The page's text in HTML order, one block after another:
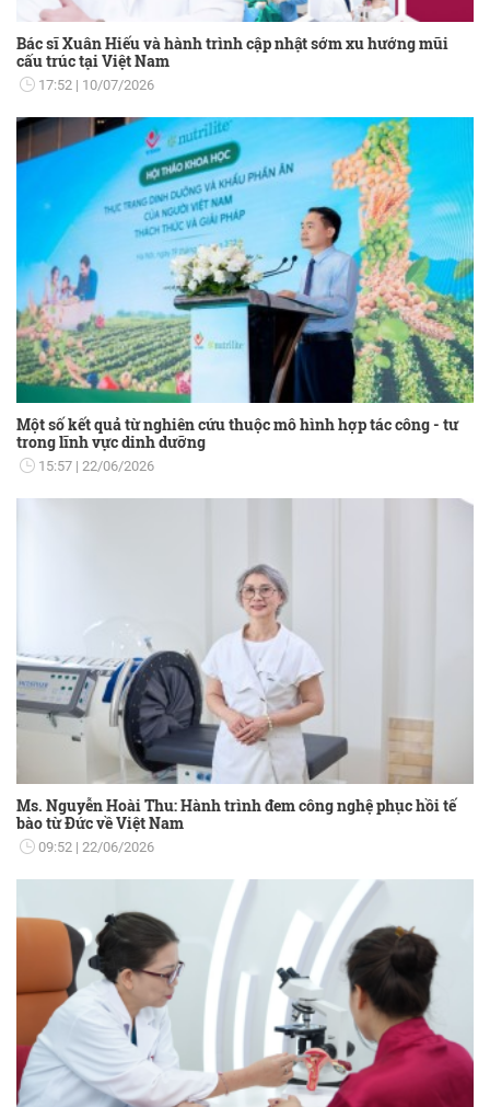
Bác sĩ Xuân Hiếu và hành trình cập nhật sớm xu hướng mũi
cấu trúc tại Việt Nam
17:52 10/07/2026
Một số kết quả từ nghiên cứu thuộc mô hình hợp tác công - tư
trong lĩnh vực dinh dưỡng
15:57 22/06/2026
Ms. Nguyễn Hoài Thu: Hành trình đem công nghệ phục hồi tế
bào từ Đức về Việt Nam
09:52 22/06/2026